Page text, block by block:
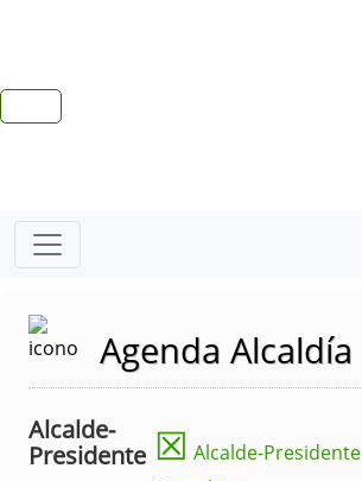
Agenda Alcaldía
Alcalde-
Presidente ☒ Alcalde-Presidente